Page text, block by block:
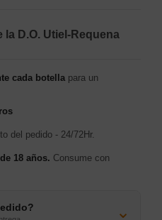
la D.O. Utiel-Requena
cada botella para un
del pedido - 24/72Hr.
18 años. Consume con
⌄